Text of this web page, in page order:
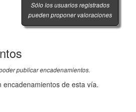
Sólo los usuarios registrados
pueden proponer valoraciones
publicar encadenamientos.
encadenamientos de esta vía.